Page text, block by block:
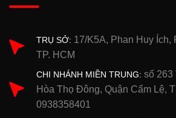
TRỤ SỞ: 17/K5A, Phan Huy Ích,
TP. HCM
CHI NHÁNH MIỀN TRUNG: số 263
Hòa Thọ Đông, Quận Cẩm Lệ,
0938358401